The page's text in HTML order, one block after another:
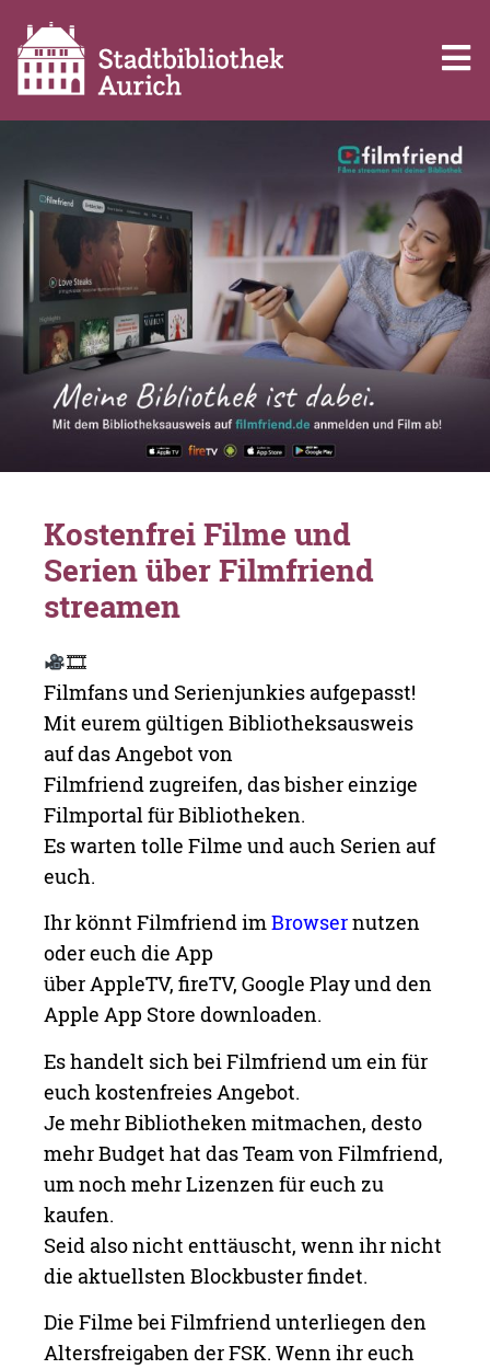
Kostenfrei Filme und
Serien über Filmfriend
streamen
🎞
Filmfans und Serienjunkies aufgepasst!
Mit eurem gültigen Bibliotheksausweis
auf das Angebot von
Filmfriend zugreifen, das bisher einzige
Filmportal für Bibliotheken.
Es warten tolle Filme und auch Serien auf
euch.
Ihr könnt Filmfriend imBrowsernutzen
oder euch die App
über AppleTV, fireTV, Google Play und den
Apple App Store downloaden.
Es handelt sich bei Filmfriend um ein für
euch kostenfreies Angebot.
Je mehr Bibliotheken mitmachen, desto
mehr Budget hat das Team von Filmfriend,
um noch mehr Lizenzen für euch zu
kaufen.
Seid also nicht enttäuscht, wenn ihr nicht
die aktuellsten Blockbuster findet.
Die Filme bei Filmfriend unterliegen den
Altersfreigaben der FSK. Wenn ihr euch